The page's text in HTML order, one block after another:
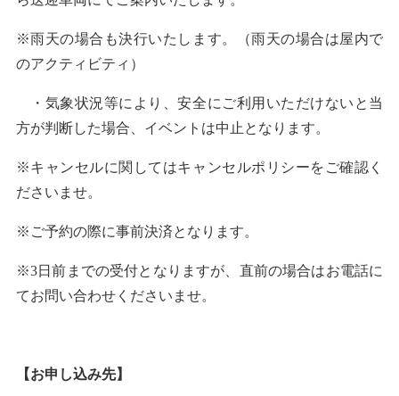
※雨天の場合も決行いたします。（雨天の場合は屋内で
のアクティビティ）
・気象状況等により、安全にご利用いただけないと当
方が判断した場合、イベントは中止となります。
※キャンセルに関してはキャンセルポリシーをご確認く
ださいませ。
※ご予約の際に事前決済となります。
※3日前までの受付となりますが、直前の場合はお電話に
てお問い合わせくださいませ。
【お申し込み先】